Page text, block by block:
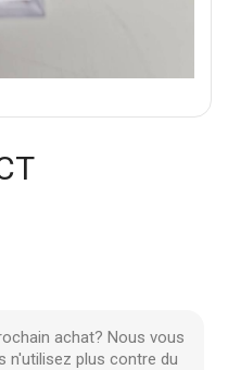
achat? Nous vous
n'utilisez plus contre du